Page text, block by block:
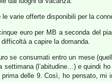
varie offerte disponibili per la
euro per MB a seconda del
a capire la domanda.
se consumati entro un mese
(l’abitudine…) e quindi
delle 9. Così, ho pensato, mi